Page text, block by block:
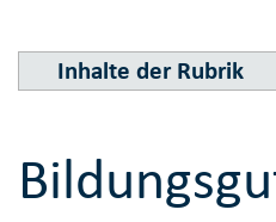
Inhalte der Rubrik